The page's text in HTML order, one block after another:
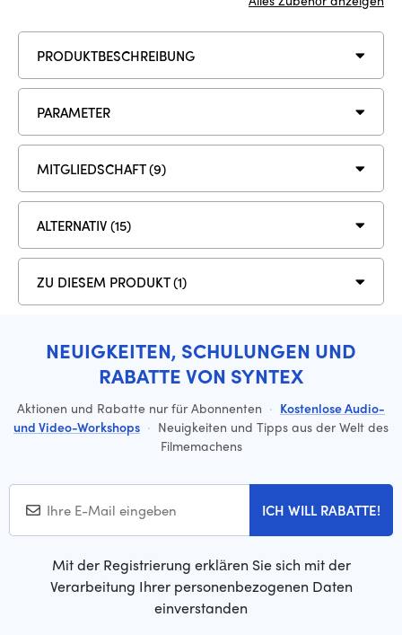
PRODUKTBESCHREIBUNG
PARAMETER
MITGLIEDSCHAFT (9)
ALTERNATIV (15)
ZU DIESEM PRODUKT (1)
NEUIGKEITEN, SCHULUNGEN UND
RABATTE VON SYNTEX
Aktionen und Rabatte nur für Abonnenten · Kostenlose Audio-
und Video-Workshops · Neuigkeiten und Tipps aus der Welt des
Filmemachens
ICH WILL RABATTE!
Mit der Registrierung erklären Sie sich mit der
Verarbeitung Ihrer personenbezogenen Daten
einverstanden